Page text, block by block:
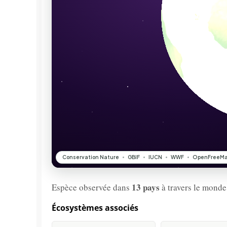
Espèce observée dans 13 pays à travers le
Écosystèmes associés